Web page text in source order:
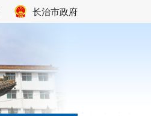
长治市政府